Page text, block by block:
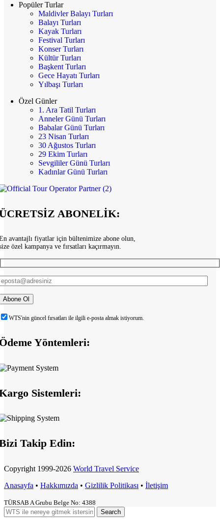
Popüler Turlar
Maldivler Balayı Turları
Balayı Turları
Kayak Turları
Festival Turları
Konser Turları
Kültür Turları
Başkent Turları
Gece Hayatı Turları
Yılbaşı Turları
Özel Günler
1. Ara Tatil Turları
Anneler Günü Turları
Babalar Günü Turları
23 Nisan Turları
30 Ağustos Turları
29 Ekim Turları
Sevgililer Günü Turları
Kadınlar Günü Turları
ABONELİK:
avantajlı fiyatlar için bültenimize abone olun,
özel kampanya ve fırsatları kaçırmayın.
WTS'nin güncel fırsatları ile ilgili e-posta almak istiyorum.
Yöntemleri:
Sistemleri:
Takip Edin:
Copyright 1999-2026 World Travel Service
Anasayfa • Hakkımızda • Gizlilik Politikası • İletişim
TÜRSAB A Grubu Belge No: 4388
Search